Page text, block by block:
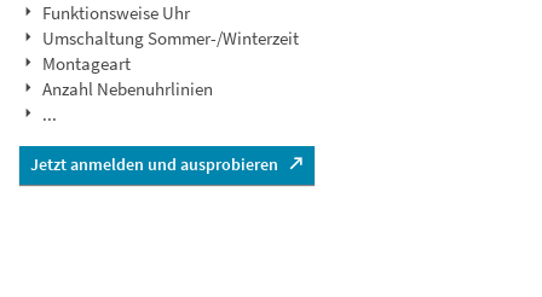
Funktionsweise Uhr
Umschaltung Sommer-/Winterzeit
Montageart
Anzahl Nebenuhrlinien
...
Jetzt anmelden und ausprobieren